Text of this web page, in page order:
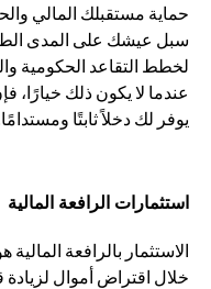
حماية مستقبلك المالي
سبل عيشك على المدى
لخطط التقاعد الحكومية
عندما لا يكون ذلك خيارًا،
يوفر لك دخلاً ثابتًا
استثمارات الرافعة المالية
الاستثمار بالرافعة
خلال اقتراض أموال لزيادة